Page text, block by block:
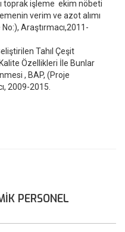
toprak işleme ekim nöbeti
verim ve azot alımı
Araştırmacı,2011-
Tahıl Çeşit
Özellikleri İle Bunlar
, BAP, (Proje
2009-2015.
PERSONEL